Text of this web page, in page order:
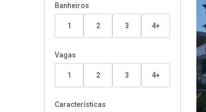
Banheiros
1 2 3 4+
Vagas
1 2 3 4+
Características